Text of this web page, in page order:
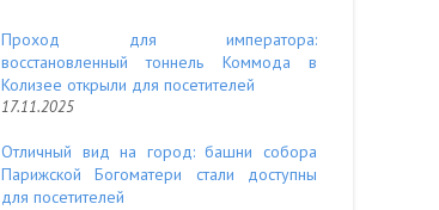
Проход для императора:
восстановленный тоннель Коммода в
Колизее открыли для посетителей
17.11.2025
Отличный вид на город: башни собора
Парижской Богоматери стали доступны
для посетителей